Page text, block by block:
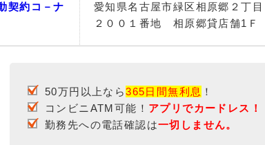
契約コ－ナ
愛知県名古屋市緑区相原郷２丁目
２００１番地 相原郷貸店舗1Ｆ
50万円以上なら365日間無利息 ！
コンビニATM可能！ アプリでカードレス！
勤務先への電話確認は一切しません。